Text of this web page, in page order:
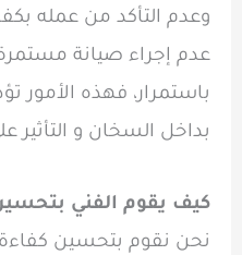
وعدم التأكد من عمله
عدم إجراء صيانة
باستمرار، فهذه الأمور
بداخل السخان و التأثير
كيف يقوم الفني
نحن نقوم بتحسين